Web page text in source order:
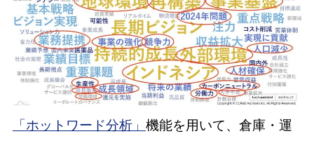
「ホットワード分析」 機能を用いて、倉庫・運